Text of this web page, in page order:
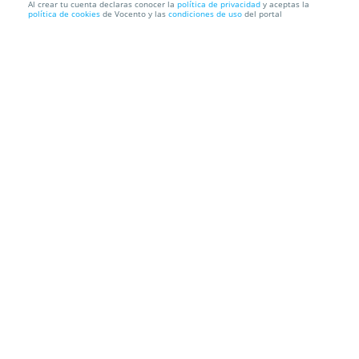
Entradas Hipnonautas Madrid. El show de hipnosis
Al crear tu cuenta declaras conocer la política de privacidad y aceptas la
política de cookies de Vocento y las condiciones de uso del portal